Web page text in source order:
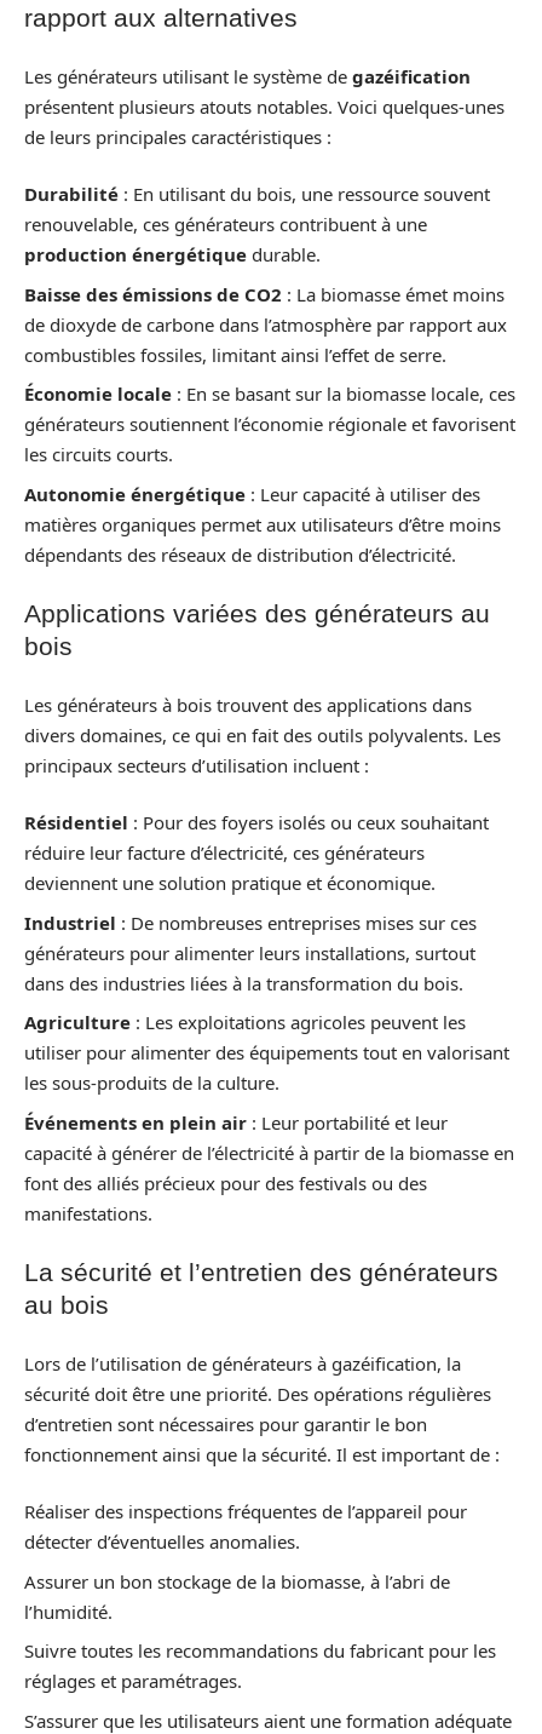
rapport aux alternatives
Les générateurs utilisant le système de gazéification
présentent plusieurs atouts notables. Voici quelques-unes
de leurs principales caractéristiques :
Durabilité : En utilisant du bois, une ressource souvent
renouvelable, ces générateurs contribuent à une
production énergétique durable.
Baisse des émissions de CO2 : La biomasse émet moins
de dioxyde de carbone dans l’atmosphère par rapport aux
combustibles fossiles, limitant ainsi l’effet de serre.
Économie locale : En se basant sur la biomasse locale, ces
générateurs soutiennent l’économie régionale et favorisent
les circuits courts.
Autonomie énergétique : Leur capacité à utiliser des
matières organiques permet aux utilisateurs d’être moins
dépendants des réseaux de distribution d’électricité.
Applications variées des générateurs au
bois
Les générateurs à bois trouvent des applications dans
divers domaines, ce qui en fait des outils polyvalents. Les
principaux secteurs d’utilisation incluent :
Résidentiel : Pour des foyers isolés ou ceux souhaitant
réduire leur facture d’électricité, ces générateurs
deviennent une solution pratique et économique.
Industriel : De nombreuses entreprises mises sur ces
générateurs pour alimenter leurs installations, surtout
dans des industries liées à la transformation du bois.
Agriculture : Les exploitations agricoles peuvent les
utiliser pour alimenter des équipements tout en valorisant
les sous-produits de la culture.
Événements en plein air : Leur portabilité et leur
capacité à générer de l’électricité à partir de la biomasse en
font des alliés précieux pour des festivals ou des
manifestations.
La sécurité et l’entretien des générateurs
au bois
Lors de l’utilisation de générateurs à gazéification, la
sécurité doit être une priorité. Des opérations régulières
d’entretien sont nécessaires pour garantir le bon
fonctionnement ainsi que la sécurité. Il est important de :
Réaliser des inspections fréquentes de l’appareil pour
détecter d’éventuelles anomalies.
Assurer un bon stockage de la biomasse, à l’abri de
l’humidité.
Suivre toutes les recommandations du fabricant pour les
réglages et paramétrages.
S’assurer que les utilisateurs aient une formation adéquate